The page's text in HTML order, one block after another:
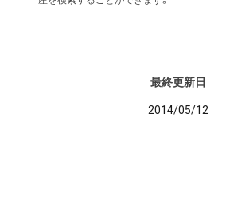
最終更新日
2014/05/12